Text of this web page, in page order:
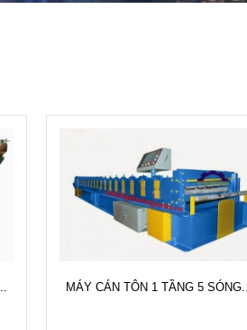
MÁY CÁN TÔN 1 TẦNG 5 SÓNG...